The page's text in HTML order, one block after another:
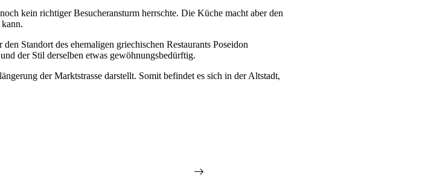
kein richtiger Besucheransturm herrschte. Die Küche macht aber den
Standort des ehemaligen griechischen Restaurants Poseidon
der Stil derselben etwas gewöhnungsbedürftig.
der Marktstrasse darstellt. Somit befindet es sich in der Altstadt,